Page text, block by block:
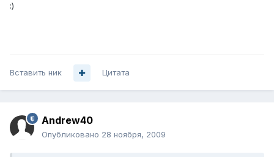
:)
Вставить ник Цитата
Andrew40
Опубликовано 28 ноября, 2009